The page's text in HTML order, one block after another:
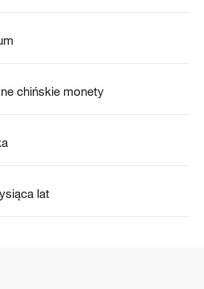
chińskie monety
lat